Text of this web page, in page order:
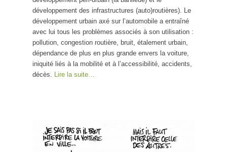
développement des infrastructures (auto)routières). Le
développement urbain axé sur l’automobile a entraîné
avec lui tous les problèmes associés à son utilisation :
pollution, congestion routière, bruit, étalement urbain,
dépendance de plus en plus grande envers la voiture,
iniquité liés à la mobilité et à l’accessibilité, accidents,
décès. Lire la suite…